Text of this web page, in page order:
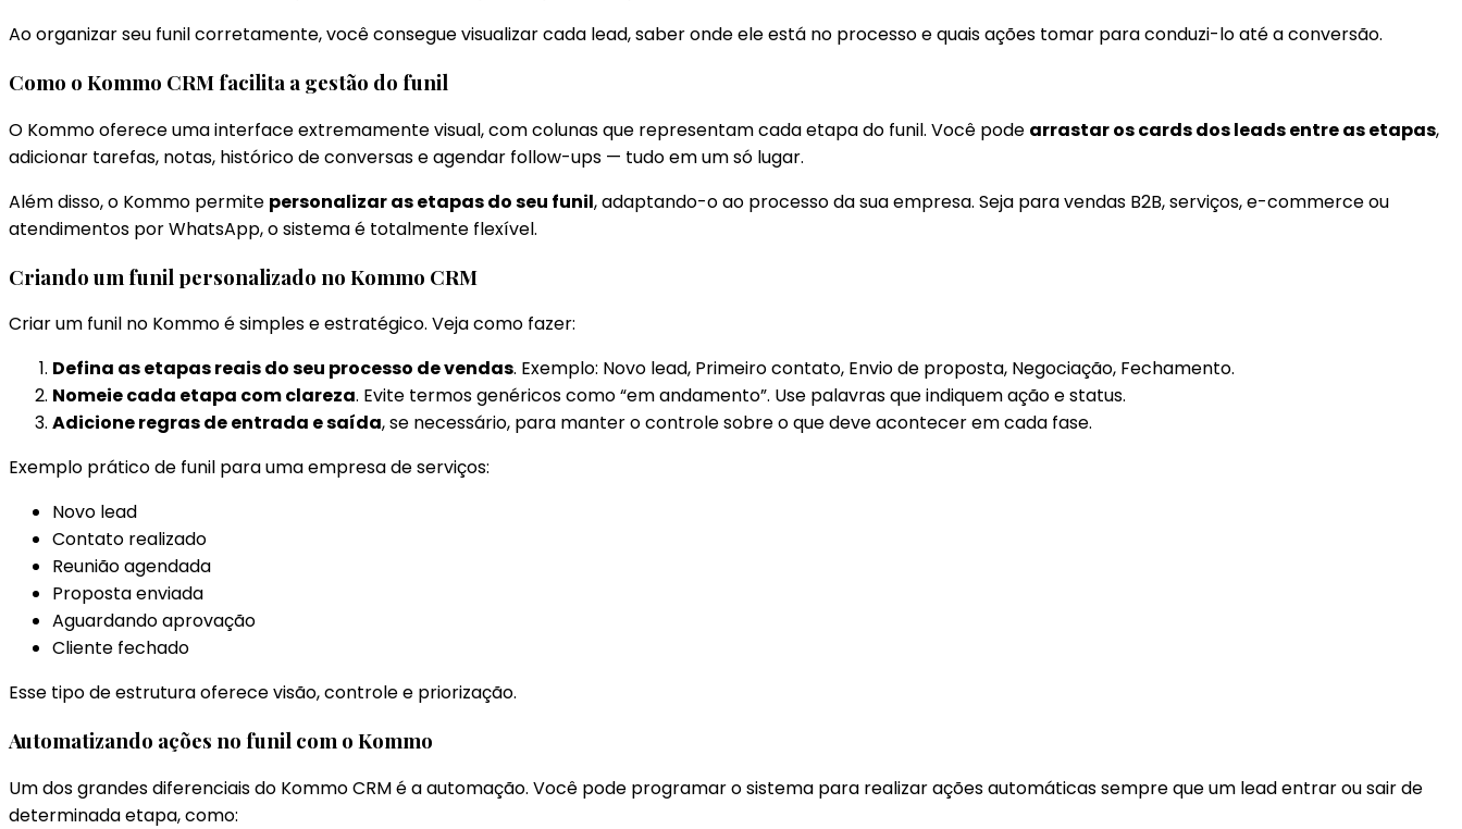
Ao organizar seu funil corretamente, você consegue visualizar cada lead, saber onde ele está no processo e quais ações tomar para conduzi-lo até a conversão.
Como o Kommo CRM facilita a gestão do funil
O Kommo oferece uma interface extremamente visual, com colunas que representam cada etapa do funil. Você pode arrastar os cards dos leads entre as etapas,
adicionar tarefas, notas, histórico de conversas e agendar follow-ups — tudo em um só lugar.
Além disso, o Kommo permite personalizar as etapas do seu funil, adaptando-o ao processo da sua empresa. Seja para vendas B2B, serviços, e-commerce ou
atendimentos por WhatsApp, o sistema é totalmente flexível.
Criando um funil personalizado no Kommo CRM
Criar um funil no Kommo é simples e estratégico. Veja como fazer:
Defina as etapas reais do seu processo de vendas. Exemplo: Novo lead, Primeiro contato, Envio de proposta, Negociação, Fechamento.
Nomeie cada etapa com clareza. Evite termos genéricos como “em andamento”. Use palavras que indiquem ação e status.
Adicione regras de entrada e saída, se necessário, para manter o controle sobre o que deve acontecer em cada fase.
Exemplo prático de funil para uma empresa de serviços:
Novo lead
Contato realizado
Reunião agendada
Proposta enviada
Aguardando aprovação
Cliente fechado
Esse tipo de estrutura oferece visão, controle e priorização.
Automatizando ações no funil com o Kommo
Um dos grandes diferenciais do Kommo CRM é a automação. Você pode programar o sistema para realizar ações automáticas sempre que um lead entrar ou sair de
determinada etapa, como: